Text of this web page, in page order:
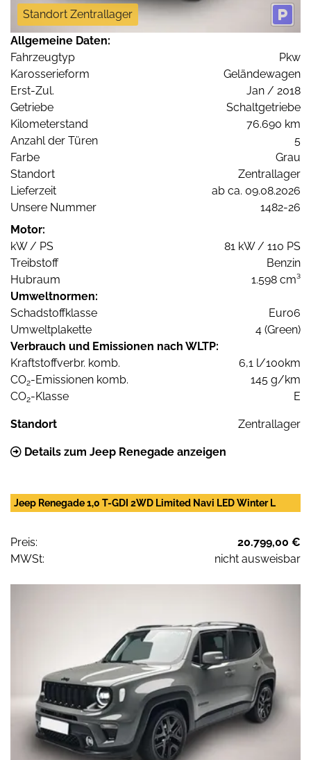
Standort Zentrallager
Allgemeine Daten:
Fahrzeugtyp
Pkw
Karosserieform
Geländewagen
Erst-Zul.
Jan / 2018
Getriebe
Schaltgetriebe
Kilometerstand
76.690 km
Anzahl der Türen
5
Farbe
Grau
Standort
Zentrallager
Lieferzeit
ab ca. 09.08.2026
Unsere Nummer
1482-26
Motor:
kW / PS
81 kW / 110 PS
Treibstoff
Benzin
Hubraum
1.598 cm³
Umweltnormen:
Schadstoffklasse
Euro6
Umweltplakette
4 (Green)
Verbrauch und Emissionen nach WLTP:
Kraftstoffverbr. komb.
6,1 l/100km
CO2-Emissionen komb.
145 g/km
CO2-Klasse E
Standort Zentrallager
Details zum Jeep Renegade anzeigen
Jeep Renegade 1,0 T-GDI 2WD Limited Navi LED Winter L
Preis:
20.799,00 €
MWSt:
nicht ausweisbar